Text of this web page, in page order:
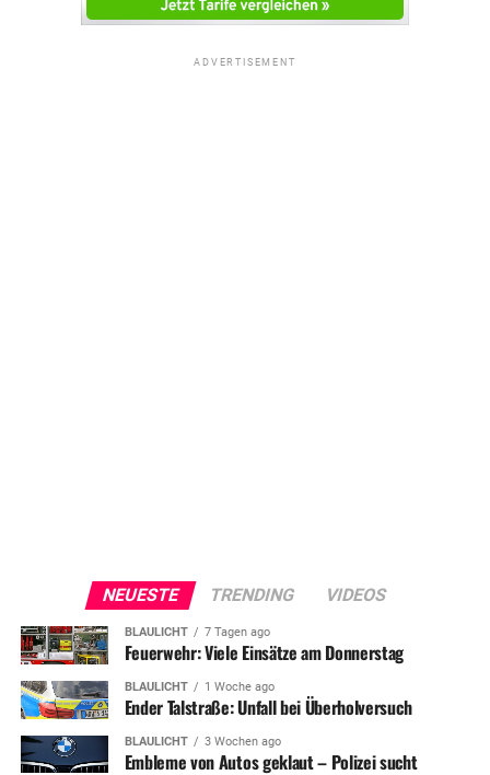
ADVERTISEMENT
NEUESTE TRENDING VIDEOS
BLAULICHT 7 Tagen ago
Feuerwehr: Viele Einsätze am Donnerstag
BLAULICHT 1 Woche ago
Ender Talstraße: Unfall bei Überholversuch
BLAULICHT 3 Wochen ago
Embleme von Autos geklaut – Polizei sucht